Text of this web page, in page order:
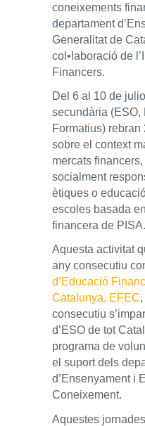
coneixements
departament
Generalitat de
col•laboració de
Financers.
Del 6 al 10 de
secundària
Formatius)
sobre el context
mercats
socialment
ètiques o
escoles basada
financera de PISA.
Aquesta activitat
any consecutiu
d’Educació
Catalunya, EFEC
consecutiu
d’ESO de tot
programa de
el suport dels
d’Ensenyament i
Coneixement.
Aquestes